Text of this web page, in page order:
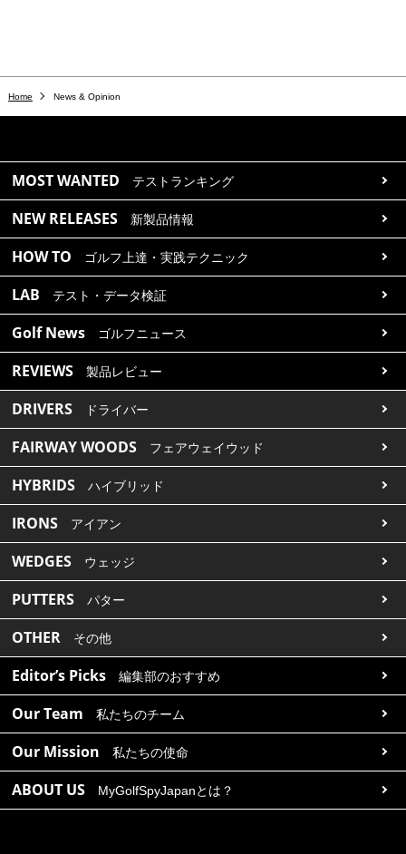
Home News & Opinion
MOST WANTED テストランキング
NEW RELEASES 新製品情報
HOW TO ゴルフ上達・実践テクニック
LAB テスト・データ検証
Golf News ゴルフニュース
REVIEWS 製品レビュー
DRIVERS ドライバー
FAIRWAY WOODS フェアウェイウッド
HYBRIDS ハイブリッド
IRONS アイアン
WEDGES ウェッジ
PUTTERS パター
OTHER その他
Editor’s Picks 編集部のおすすめ
Our Team 私たちのチーム
Our Mission 私たちの使命
ABOUT US MyGolfSpyJapanとは？